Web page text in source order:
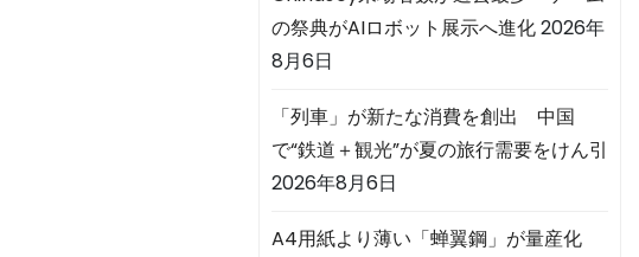
の祭典がAIロボット展示へ進化2026年
8月6日
「列車」が新たな消費を創出 中国
で“鉄道＋観光”が夏の旅行需要をけん引
2026年8月6日
A4用紙より薄い「蝉翼鋼」が量産化